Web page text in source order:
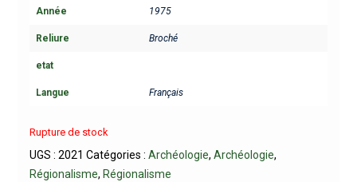
Année 1975
Reliure Broché
etat
Langue Français
Rupture de stock
UGS : 2021 Catégories : Archéologie, Archéologie,
Régionalisme, Régionalisme